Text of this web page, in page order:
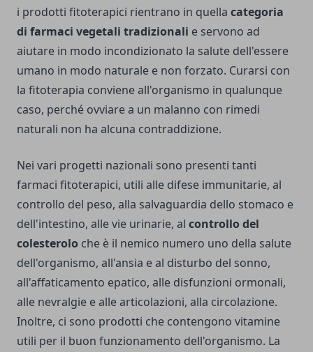
i prodotti fitoterapici rientrano in quella categoria
di farmaci vegetali tradizionali e servono ad
aiutare in modo incondizionato la salute dell'essere
umano in modo naturale e non forzato. Curarsi con
la fitoterapia conviene all'organismo in qualunque
caso, perché ovviare a un malanno con rimedi
naturali non ha alcuna contraddizione.
Nei vari progetti nazionali sono presenti tanti
farmaci fitoterapici, utili alle difese immunitarie, al
controllo del peso, alla salvaguardia dello stomaco e
dell'intestino, alle vie urinarie, al controllo del
colesterolo che è il nemico numero uno della salute
dell'organismo, all'ansia e al disturbo del sonno,
all'affaticamento epatico, alle disfunzioni ormonali,
alle nevralgie e alle articolazioni, alla circolazione.
Inoltre, ci sono prodotti che contengono vitamine
utili per il buon funzionamento dell'organismo. La